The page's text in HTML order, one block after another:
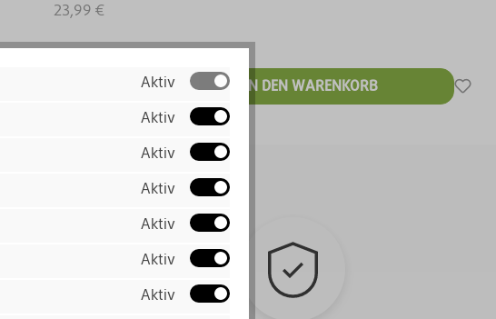
23,99 €
39,99 €* IN DEN WARENKORB
Aktiv
Aktiv
Aktiv
Aktiv
Aktiv
Aktiv
Aktiv